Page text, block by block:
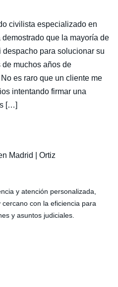
civilista especializado en
que la mayoría de
despacho para solucionar su
muchos años de
es raro que un cliente me
intentando firmar una
[…]
y atención personalizada,
con la eficiencia para
y asuntos judiciales.